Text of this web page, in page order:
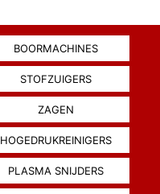
BOORMACHINES
STOFZUIGERS
ZAGEN
HOGEDRUKREINIGERS
PLASMA SNIJDERS